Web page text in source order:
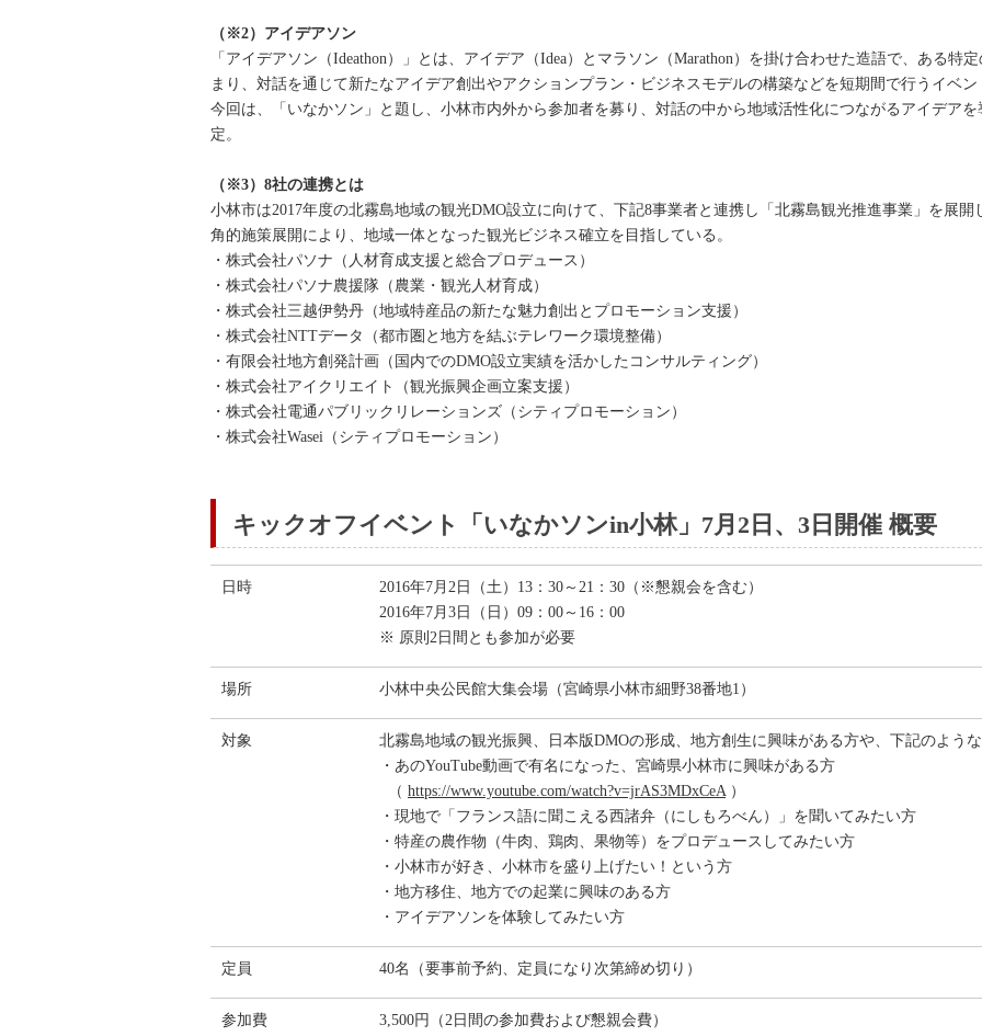
（※2）アイデアソン
「アイデアソン（Ideathon）」とは、アイデア（Idea）とマラソン（Marathon）を掛け合わせた造語で、ある特
まり、対話を通じて新たなアイデア創出やアクションプラン・ビジネスモデルの構築などを短期間で行うイベン
今回は、「いなかソン」と題し、小林市内外から参加者を募り、対話の中から地域活性化につながるアイデア
定。
（※3）8社の連携とは
小林市は2017年度の北霧島地域の観光DMO設立に向けて、下記8事業者と連携し「北霧島観光推進事業」を展
角的施策展開により、地域一体となった観光ビジネス確立を目指している。
・株式会社パソナ（人材育成支援と総合プロデュース）
・株式会社パソナ農援隊（農業・観光人材育成）
・株式会社三越伊勢丹（地域特産品の新たな魅力創出とプロモーション支援）
・株式会社NTTデータ（都市圏と地方を結ぶテレワーク環境整備）
・有限会社地方創発計画（国内でのDMO設立実績を活かしたコンサルティング）
・株式会社アイクリエイト（観光振興企画立案支援）
・株式会社電通パブリックリレーションズ（シティプロモーション）
・株式会社Wasei（シティプロモーション）
キックオフイベント「いなかソンin小林」7月2日、3日開催 概要
日時
2016年7月2日（土）13：30～21：30（※懇親会を含む）
2016年7月3日（日）09：00～16：00
※ 原則2日間とも参加が必要
場所 小林中央公民館大集会場（宮崎県小林市細野38番地1）
対象
北霧島地域の観光振興、日本版DMOの形成、地方創生に興味がある方や、下記のよう
・あのYouTube動画で有名になった、宮崎県小林市に興味がある方
（ https://www.youtube.com/watch?v=jrAS3MDxCeA）
・現地で「フランス語に聞こえる西諸弁（にしもろべん）」を聞いてみたい方
・特産の農作物（牛肉、鶏肉、果物等）をプロデュースしてみたい方
・小林市が好き、小林市を盛り上げたい！という方
・地方移住、地方での起業に興味のある方
・アイデアソンを体験してみたい方
定員 40名（要事前予約、定員になり次第締め切り）
参加費
3,500円（2日間の参加費および懇親会費）